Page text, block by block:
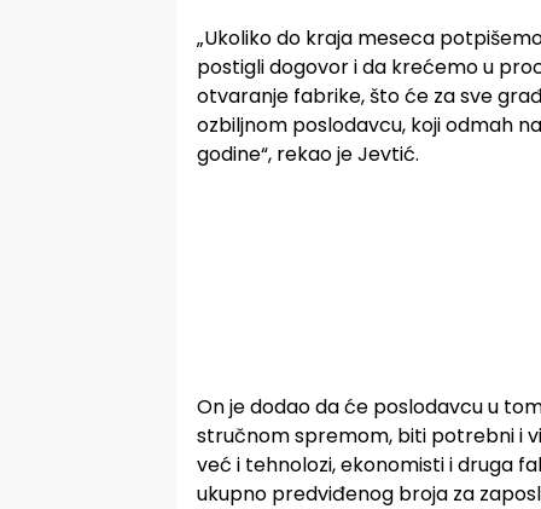
„Ukoliko do kraja meseca
postigli dogovor i da krećemo u
otvaranje fabrike, što će za sve
ozbiljnom poslodavcu, koji odmah
godine“, rekao je Jevtić.
On je dodao da će poslodavcu u
stručnom spremom, biti potrebni i
već i tehnolozi, ekonomisti i druga
ukupno predviđenog broja za